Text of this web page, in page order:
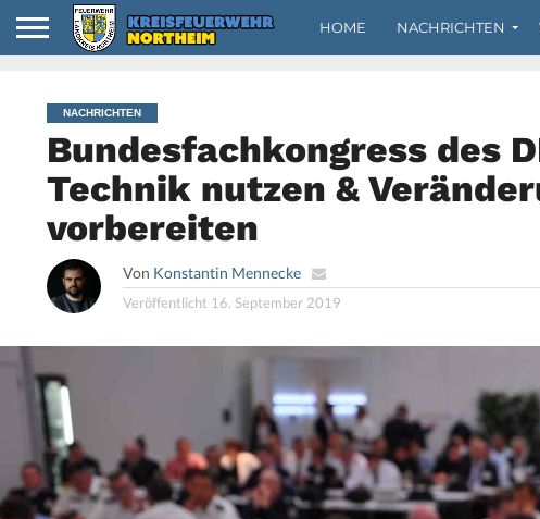
HOME NACHRICHTEN
NACHRICHTEN
Bundesfachkongress des
Technik nutzen &
vorbereiten
Von Konstantin Mennecke
Veröffentlicht 16. September 2019